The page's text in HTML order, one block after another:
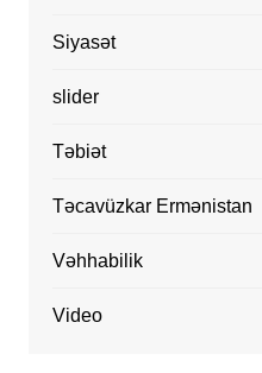
Siyasət
slider
Təbiət
Təcavüzkar Ermənistan
Vəhhabilik
Video